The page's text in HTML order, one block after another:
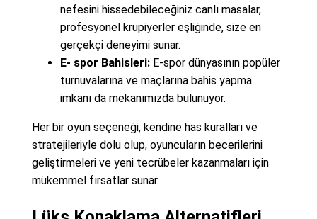
nefesini hissedebileceğiniz canlı masalar,
profesyonel krupiyerler eşliğinde, size en
gerçekçi deneyimi sunar.
E- spor Bahisleri:E-spor dünyasının popüler
turnuvalarına ve maçlarına bahis yapma
imkanı da mekanımızda bulunuyor.
Her bir oyun seçeneği, kendine has kuralları ve
stratejileriyle dolu olup, oyuncuların becerilerini
geliştirmeleri ve yeni tecrübeler kazanmaları için
mükemmel fırsatlar sunar.